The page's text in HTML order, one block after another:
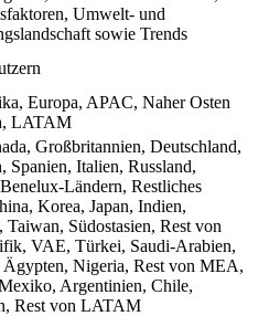
Umwelt- und
sowie Trends
Europa, APAC, Naher Osten
LATAM
Großbritannien, Deutschland,
Spanien, Italien, Russland,
Ländern, Restliches
Korea, Japan, Indien,
Taiwan, Südostasien, Rest von
VAE, Türkei, Saudi-Arabien,
Ägypten, Nigeria, Rest von MEA,
Argentinien, Chile,
Rest von LATAM